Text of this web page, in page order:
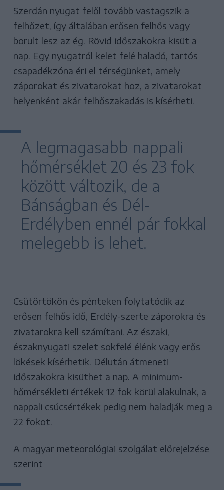
Szerdán nyugat felől tovább vastagszik a
felhőzet, így általában erősen felhős vagy
borult lesz az ég. Rövid időszakokra kisüt a
nap. Egy nyugatról kelet felé haladó, tartós
csapadékzóna éri el térségünket, amely
záporokat és zivatarokat hoz, a zivatarokat
helyenként akár felhőszakadás is kísérheti.
A legmagasabb nappali
hőmérséklet 20 és 23 fok
között változik, de a
Bánságban és Dél-
Erdélyben ennél pár fokkal
melegebb is lehet.
Csütörtökön és pénteken folytatódik az
erősen felhős idő, Erdély-szerte záporokra és
zivatarokra kell számítani. Az északi,
északnyugati szelet sokfelé élénk vagy erős
lökések kísérhetik. Délután átmeneti
időszakokra kisüthet a nap. A minimum-
hőmérsékleti értékek 12 fok körül alakulnak, a
nappali csúcsértékek pedig nem haladják meg a
22 fokot.
A magyar meteorológiai szolgálat előrejelzése
szerint